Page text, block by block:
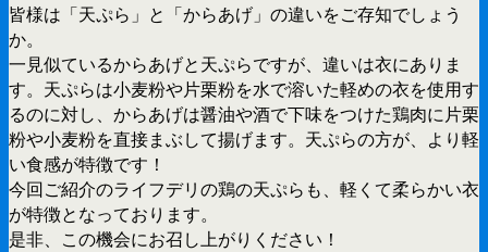
皆様は「天ぷら」と「からあげ」の違いをご存知でしょう
か。
一見似ているからあげと天ぷらですが、違いは衣にありま
す。天ぷらは小麦粉や片栗粉を水で溶いた軽めの衣を使用す
るのに対し、からあげは醤油や酒で下味をつけた鶏肉に片栗
粉や小麦粉を直接まぶして揚げます。天ぷらの方が、より軽
い食感が特徴です！
今回ご紹介のライフデリの鶏の天ぷらも、軽くて柔らかい衣
が特徴となっております。
是非、この機会にお召し上がりください！